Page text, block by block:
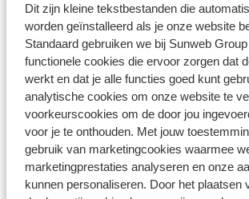
Dit zijn kleine tekstbestanden die
worden geïnstalleerd als je onze website
Standaard gebruiken we bij Sunweb
functionele cookies die ervoor zorgen dat
werkt en dat je alle functies goed kunt
analytische cookies om onze website te
voorkeurscookies om de door jou
voor je te onthouden. Met jouw
gebruik van marketingcookies waarmee
marketingprestaties analyseren en onze
kunnen personaliseren. Door het plaatsen
Afstanden
Afstand tot luchthaven lyon st
kilometer: chambéry circa 121
circa 55 kilometer
Skilift: 250 m
(Mini)supermarkt: 250 m
Skipas, -les en verhuur